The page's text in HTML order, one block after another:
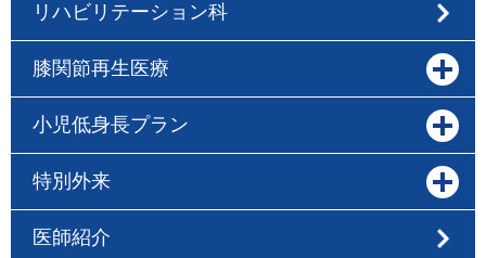
リハビリテーション科
膝関節再生医療
小児低身長プラン
特別外来
医師紹介